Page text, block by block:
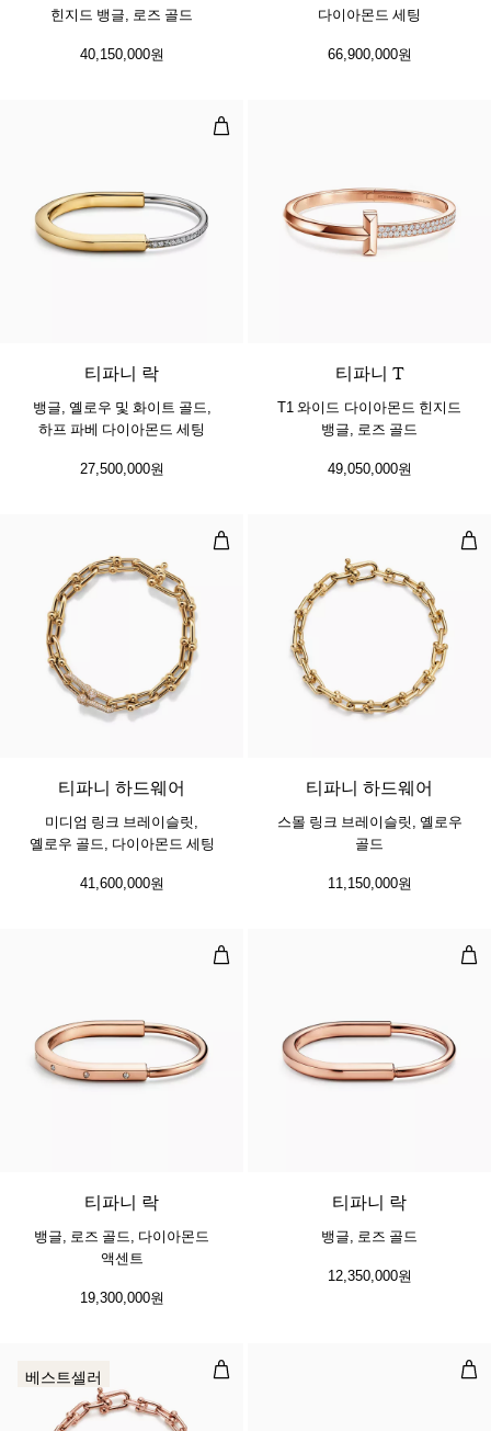
힌지드 뱅글, 로즈 골드
40,150,000원
다이아몬드 세팅
66,900,000원
뱅글, 옐로우 및 화이트 골드, 하프
티파니 락
뱅글, 옐로우 및 화이트 골드,
하프 파베 다이아몬드 세팅
27,500,000원
티파니 T
T1 와이드 다이아몬드 힌지드
뱅글, 로즈 골드
49,050,000원
미디엄 링크 브레이슬릿, 옐로우 골
3 소재
티파니 하드웨어
미디엄 링크 브레이슬릿,
옐로우 골드, 다이아몬드 세팅
41,600,000원
스
티파니 하드웨어
스몰 링크 브레이슬릿, 옐로우
골드
11,150,000원
뱅글, 로즈 골드, 다이아몬드 액센트
티파니 락
뱅글, 로즈 골드, 다이아몬드
액센트
19,300,000원
뱅
티파니 락
뱅글, 로즈 골드
12,350,000원
스몰 링크 브레이슬릿, 로즈 골드
베스트셀러 다